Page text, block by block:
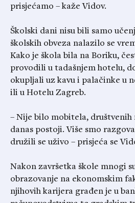
prisjećamo – kaže Vidov.
Školski dani nisu bili samo
školskih obveza nalazilo se
Kako je škola bila na Boriku,
provodili u tadašnjem hotelu,
okupljali uz kavu i palačinke u
ili u Hotelu Zagreb.
– Nije bilo mobitela, društvenih
danas postoji. Više smo
družili se uživo – prisjeća se
Nakon završetka škole mnogi
obrazovanje na ekonomskim
njihovih karijera građen je u